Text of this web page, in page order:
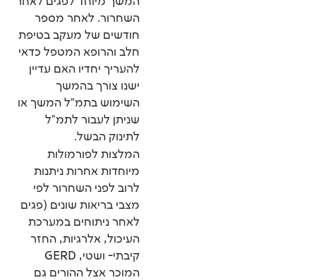
השחרור. לאחר מספר
חודשים של מעקב בטיפת
חלב והרופא המטפל כדאי
להעריך יחדיו האם עדיין
ישנו צורך בהמשך
השימוש בתמ"ל המשך או
שניתן לעבור לתמ"ל
לתינוק הבשל.
המלצות לפורמולות
מיוחדות אחרות ניתנות
לרוב לפני השחרור לפי
מצבי בריאות שונים (פגים
לאחר ניתוחים במערכת
העיכול, אלרגיות, החזר
קיבתי- ושטי, GERD
המוכר אצל ההורים גם